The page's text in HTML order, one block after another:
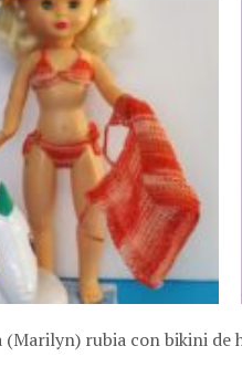
(Marilyn) rubia con bikini